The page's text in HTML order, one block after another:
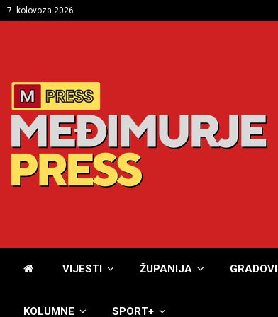
7. kolovoza 2026
VIJESTI ŽUPANIJA GRADOVI
KOLUMNE SPORT+